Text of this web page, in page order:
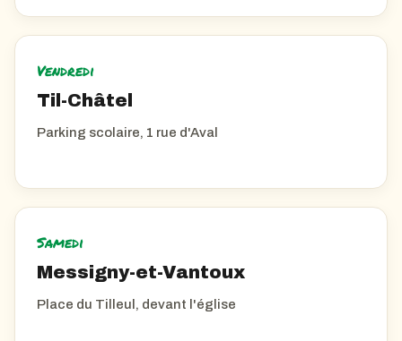
Vendredi
Til-Châtel
Parking scolaire, 1 rue d'Aval
Samedi
Messigny-et-Vantoux
Place du Tilleul, devant l'église